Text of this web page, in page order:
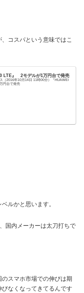
コスパという意味ではこ
LTE』 2モデルが1万円台で発売
（2016年10月14日 11時00分）『HUAWEI
円台で発売
ルかと思います。
国内メーカーは太刀打ちで
スマホ市場での伸びは期
なくなってきてるんです